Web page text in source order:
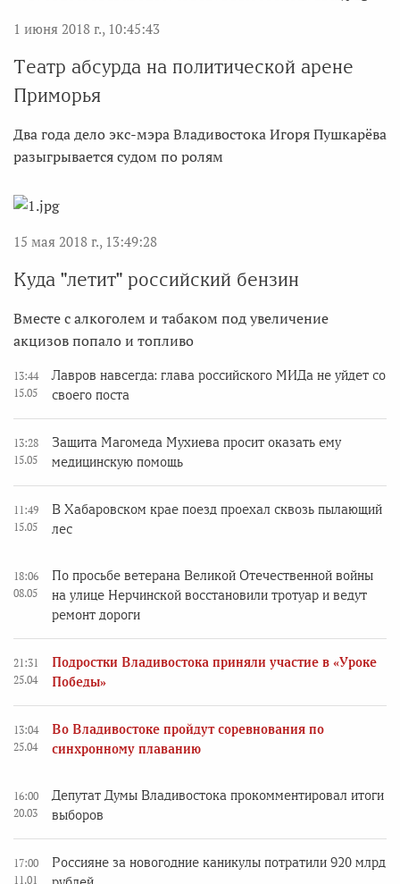
1 июня 2018 г., 10:45:43
Театр абсурда на политической арене
Приморья
Два года дело экс-мэра Владивостока Игоря Пушкарёва
разыгрывается судом по ролям
15 мая 2018 г., 13:49:28
Куда "летит" российский бензин
Вместе с алкоголем и табаком под увеличение
акцизов попало и топливо
13:44
15.05
Лавров навсегда: глава российского МИДа не уйдет со
своего поста
13:28
15.05
Защита Магомеда Мухиева просит оказать ему
медицинскую помощь
11:49
15.05
В Хабаровском крае поезд проехал сквозь пылающий
лес
18:06
08.05
По просьбе ветерана Великой Отечественной войны
на улице Нерчинской восстановили тротуар и ведут
ремонт дороги
21:31
25.04
Подростки Владивостока приняли участие в «Уроке
Победы»
13:04
25.04
Во Владивостоке пройдут соревнования по
синхронному плаванию
16:00
20.03
Депутат Думы Владивостока прокомментировал итоги
выборов
17:00
11.01
Россияне за новогодние каникулы потратили 920 млрд